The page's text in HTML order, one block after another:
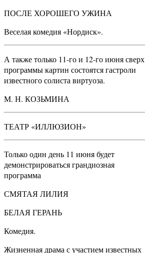
ПОСЛЕ ХОРОШЕГО УЖИНА
Веселая комедия «Нордиск».
А также только 11-го и 12-го июня сверх
программы картин состоятся гастроли
известного солиста виртуоза.
М. Н. КОЗЬМИНА
ТЕАТР «ИЛЛЮЗИОН»
Только один день 11 июня будет
демонстрироваться грандиозная
программа
СМЯТАЯ ЛИЛИЯ
БЕЛАЯ ГЕРАНЬ
Комедия.
Жизненная драма с участием известных